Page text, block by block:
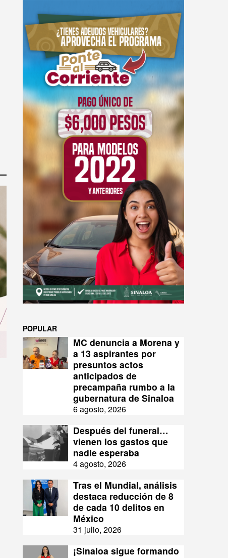
POPULAR
MC denuncia a Morena y
a 13 aspirantes por
presuntos actos
anticipados de
precampaña rumbo a la
gubernatura de Sinaloa
6 agosto, 2026
Después del funeral…
vienen los gastos que
nadie esperaba
4 agosto, 2026
Tras el Mundial, análisis
destaca reducción de 8
de cada 10 delitos en
México
31 julio, 2026
¡Sinaloa sigue formando